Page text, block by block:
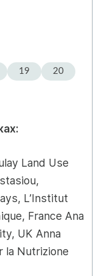
19
20
Land Use
L’Institut
France Ana
UK Anna
la Nutrizione